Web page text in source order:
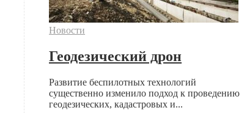
Новости
Геодезический дрон
Развитие беспилотных технологий
существенно изменило подход к проведению
геодезических, кадастровых и...